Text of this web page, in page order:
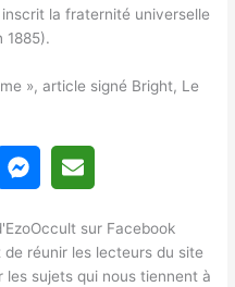
inscrit la fraternité universelle
1885).
», article signé Bright, Le
sur Facebook
réunir les lecteurs du site
sujets qui nous tiennent à